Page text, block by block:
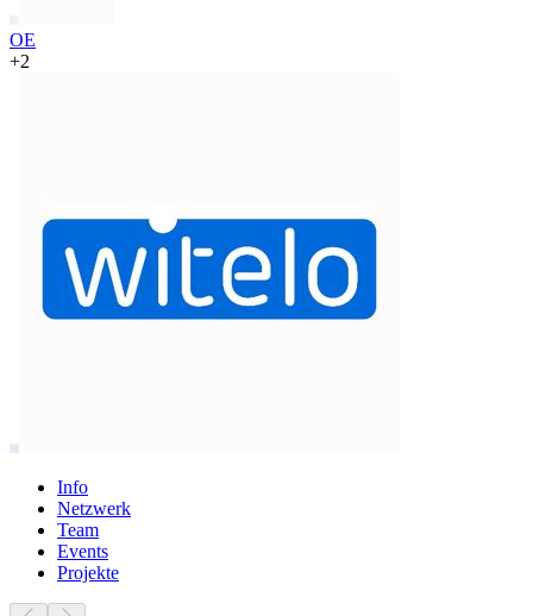
OE
+2
Info
Netzwerk
Team
Events
Projekte